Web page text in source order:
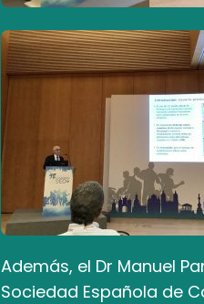
Además, el Dr Manuel
Sociedad Española de